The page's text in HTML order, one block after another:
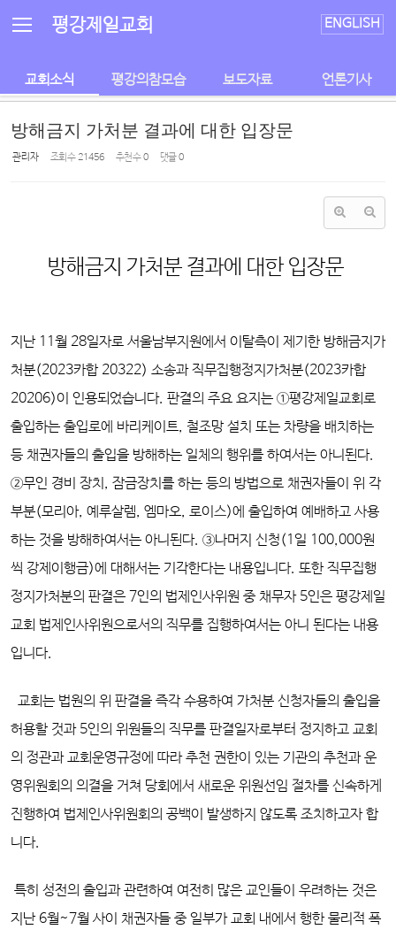
평강제일교회 ENGLISH
교회소식 평강의참모습 보도자료 언론기사
방해금지 가처분 결과에 대한 입장문
관리자 조회 수21456 추천 수0 댓글0
방해금지 가처분 결과에 대한 입장문
지난 11월 28일자로 서울남부지원에서 이탈측이 제기한 방해금지가
처분(2023카합 20322) 소송과 직무집행정지가처분(2023카합
20206)이 인용되었습니다. 판결의 주요 요지는 ①평강제일교회로
출입하는 출입로에 바리케이트, 철조망 설치 또는 차량을 배치하는
등 채권자들의 출입을 방해하는 일체의 행위를 하여서는 아니된다.
②무인 경비 장치, 잠금장치를 하는 등의 방법으로 채권자들이 위 각
부분(모리아, 예루살렘, 엠마오, 로이스)에 출입하여 예배하고 사용
하는 것을 방해하여서는 아니된다. ③나머지 신청(1일 100,000원
씩 강제이행금)에 대해서는 기각한다는 내용입니다. 또한 직무집행
정지가처분의 판결은 7인의 법제인사위원 중 채무자 5인은 평강제일
교회 법제인사위원으로서의 직무를 집행하여서는 아니 된다는 내용
입니다.
교회는 법원의 위 판결을 즉각 수용하여 가처분 신청자들의 출입을
허용할 것과 5인의 위원들의 직무를 판결일자로부터 정지하고 교회
의 정관과 교회운영규정에 따라 추천 권한이 있는 기관의 추천과 운
영위원회의 의결을 거쳐 당회에서 새로운 위원선임 절차를 신속하게
진행하여 법제인사위원회의 공백이 발생하지 않도록 조치하고자 합
니다.
특히 성전의 출입과 관련하여 여전히 많은 교인들이 우려하는 것은
지난 6월~7월 사이 채권자들 중 일부가 교회 내에서 행한 물리적 폭